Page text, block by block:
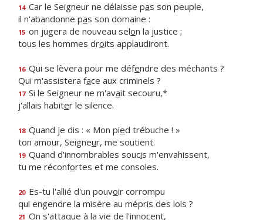
14 Car le Seigneur ne délaisse pas son peuple,
il n'abandonne pas son domaine :
15 on jugera de nouveau selon la justice ;
tous les hommes droits applaudiront.
16 Qui se lèvera pour me défendre des méchants ?
Qui m'assistera face aux criminels ?
17 Si le Seigneur ne m'avait secouru,*
j'allais habiter le silence.
18 Quand je dis : « Mon pied trébuche ! »
ton amour, Seigneur, me soutient.
19 Quand d'innombrables soucis m'envahissent,
tu me réconfortes et me consoles.
20 Es-tu l'allié d'un pouvoir corrompu
qui engendre la misère au mépris des lois ?
21 On s'attaque à la vie de l'innocent,